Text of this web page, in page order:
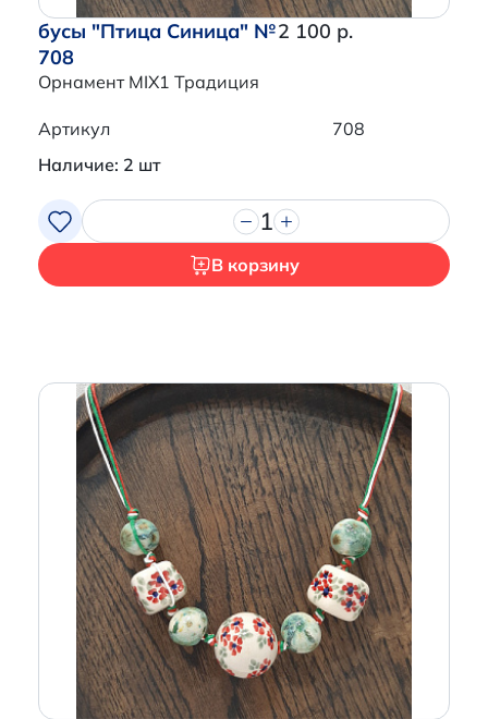
бусы "Птица Синица" №
708
Орнамент MIX1 Традиция
2 100 р.
Артикул
708
Наличие: 2 шт
1
В корзину